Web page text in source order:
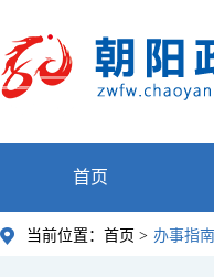
首页
当前位置： 首页 > 办事指南